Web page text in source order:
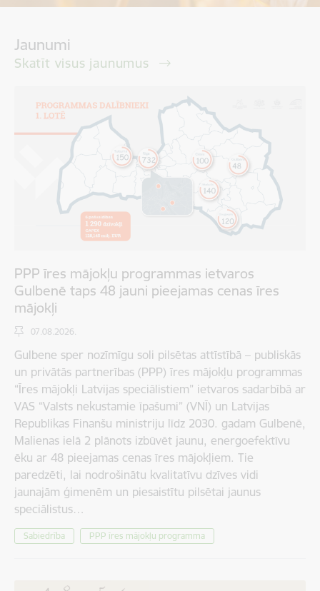
Jaunumi
Skatīt visus jaunumus
PPP īres mājokļu programmas ietvaros
Gulbenē taps 48 jauni pieejamas cenas īres
mājokļi
07.08.2026.
Gulbene sper nozīmīgu soli pilsētas attīstībā – publiskās
un privātās partnerības (PPP) īres mājokļu programmas
“Īres mājokļi Latvijas speciālistiem” ietvaros sadarbībā ar
VAS “Valsts nekustamie īpašumi” (VNĪ) un Latvijas
Republikas Finanšu ministriju līdz 2030. gadam Gulbenē,
Malienas ielā 2 plānots izbūvēt jaunu, energoefektīvu
ēku ar 48 pieejamas cenas īres mājokļiem. Tie
paredzēti, lai nodrošinātu kvalitatīvu dzīves vidi
jaunajām ģimenēm un piesaistītu pilsētai jaunus
speciālistus…
Sabiedrība PPP īres mājokļu programma